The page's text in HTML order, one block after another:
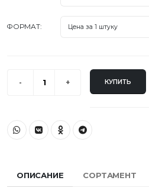
ФОРМАТ:
КУПИТЬ
ОПИСАНИЕ СОРТАМЕНТ